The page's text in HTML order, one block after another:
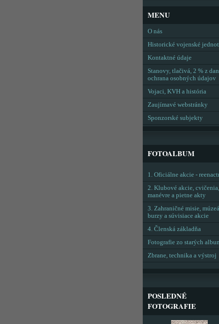
MENU
O nás
Historické vojenské
Kontaktné údaje
Stanovy, tlačivá, 2 % z
ochrana osobných údajov
Vojaci, KVH a história
Zaujímavé webstránky
Sponzorské subjekty
FOTOALBUM
1. Oficiálne akcie -
2. Klubové akcie, cvičenia,
manévre a pietne akty
3. Zahraničné misie,
burzy a súvisiace akcie
4. Členská základňa
Fotografie zo starých
Zbrane, technika a výstroj
POSLEDNÉ
FOTOGRAFIE